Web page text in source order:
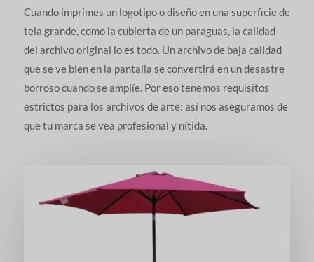
Cuando imprimes un logotipo o diseño en una superficie de
tela grande, como la cubierta de un paraguas, la calidad
del archivo original lo es todo. Un archivo de baja calidad
que se ve bien en la pantalla se convertirá en un desastre
borroso cuando se amplíe. Por eso tenemos requisitos
estrictos para los archivos de arte: así nos aseguramos de
que tu marca se vea profesional y nítida.